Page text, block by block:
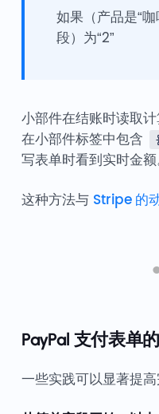
如果（产品是“
段）为“2”
小部件在结账时读取
在小部件标签中包含
写表单时看到实时金额
这种方法与 Stripe 的
PayPal 支付表单
一些实践可以显著提高